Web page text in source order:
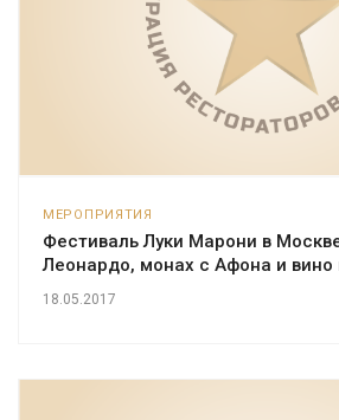
МЕРОПРИЯТИЯ
Фестиваль Луки Марони в
Леонардо, монах с Афона и вино
18.05.2017